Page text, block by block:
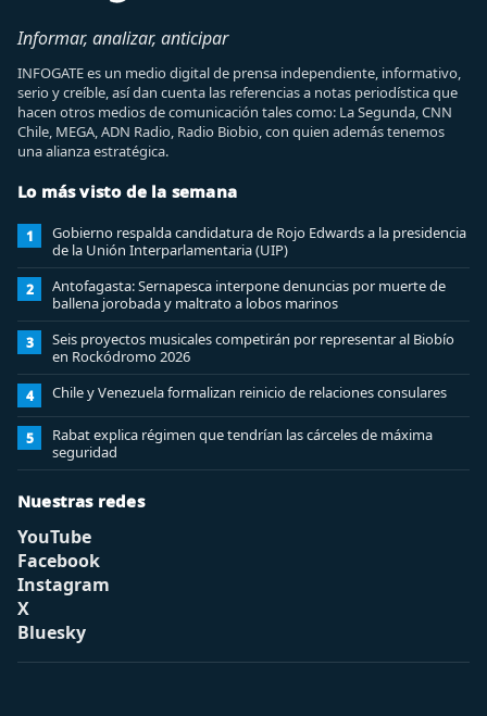
Informar, analizar, anticipar
INFOGATE es un medio digital de prensa independiente, informativo,
serio y creíble, así dan cuenta las referencias a notas periodística que
hacen otros medios de comunicación tales como: La Segunda, CNN
Chile, MEGA, ADN Radio, Radio Biobio, con quien además tenemos
una alianza estratégica.
Lo más visto de la semana
1
Gobierno respalda candidatura de Rojo Edwards a la presidencia
de la Unión Interparlamentaria (UIP)
2
Antofagasta: Sernapesca interpone denuncias por muerte de
ballena jorobada y maltrato a lobos marinos
3
Seis proyectos musicales competirán por representar al Biobío
en Rockódromo 2026
4 Chile y Venezuela formalizan reinicio de relaciones consulares
5
Rabat explica régimen que tendrían las cárceles de máxima
seguridad
Nuestras redes
YouTube
Facebook
Instagram
X
Bluesky